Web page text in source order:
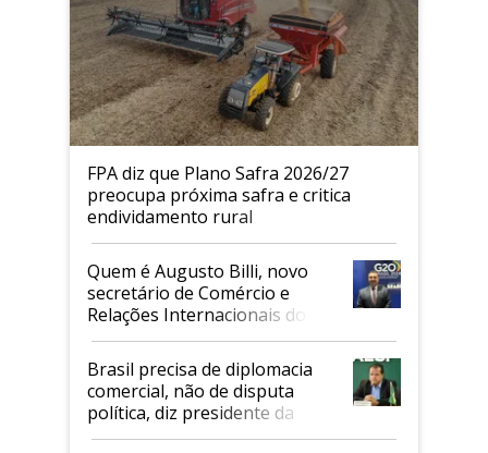
FPA diz que Plano Safra 2026/27
preocupa próxima safra e critica
endividamento rural
Quem é Augusto Billi, novo
secretário de Comércio e
Relações Internacionais do
Mapa
Brasil precisa de diplomacia
comercial, não de disputa
política, diz presidente da
Faesp